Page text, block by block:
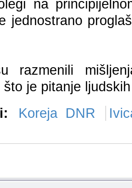
na
jednostrano
razmenili
je pitanje
Koreja DNR